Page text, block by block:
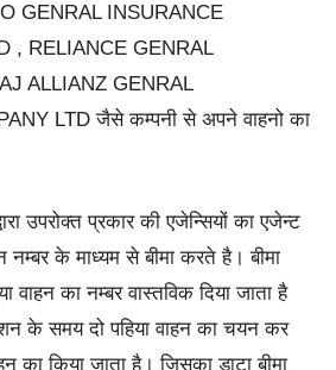
GENRAL INSURANCE
, RELIANCE GENRAL
ALLIANZ GENRAL
LTD जैसे कम्पनी से अपने वाहनो का
उपरोक्त प्रकार की एजेन्सियों का एजेन्ट
के माध्यम से बीमा करते है। बीमा
वाहन का नम्बर वास्तविक दिया जाता है
के समय दो पहिया वाहन का चयन कर
का किया जाता है। जिसका डाटा बीमा